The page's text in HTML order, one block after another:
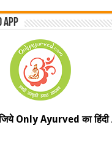
App
Only Ayurved का हिंदी